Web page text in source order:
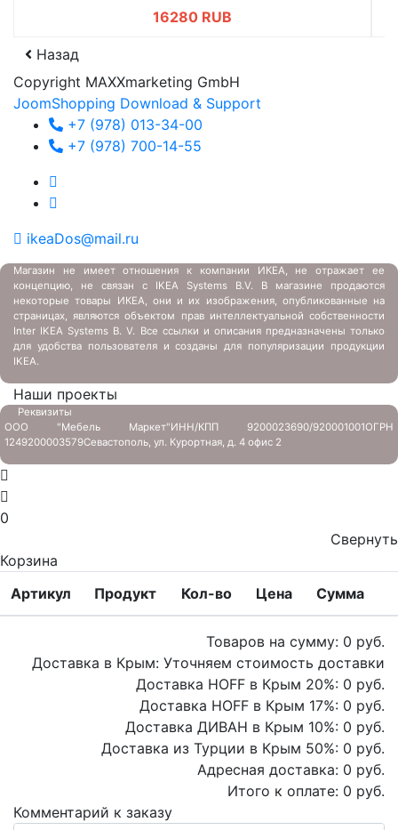
16280 RUB
Назад
Copyright MAXXmarketing GmbH
JoomShopping Download & Support
+7 (978) 013-34-00
+7 (978) 700-14-55
ikeaDos@mail.ru
Магазин не имеет отношения к компании ИКЕА, не отражает ее
концепцию, не связан с IKEA Systems B.V. В магазине продаются
некоторые товары ИКЕА, они и их изображения, опубликованные на
страницах, являются объектом прав интеллектуальной собственности
Inter IKEA Systems B. V. Все ссылки и описания предназначены только
для удобства пользователя и созданы для популяризации продукции
IKEA.
Наши проекты
Реквизиты
ООО "Мебель Маркет"ИНН/КПП 9200023690/920001001ОГРН
1249200003579Севастополь, ул. Курортная, д. 4 офис 2
0
Свернуть
Корзина
Артикул
Продукт Кол-во Цена Сумма
Товаров на сумму: 0 руб.
Доставка в Крым: Уточняем стоимость доставки
Доставка HOFF в Крым 20%: 0 руб.
Доставка HOFF в Крым 17%: 0 руб.
Доставка ДИВАН в Крым 10%: 0 руб.
Доставка из Турции в Крым 50%: 0 руб.
Адресная доставка: 0 руб.
Итого к оплате: 0 руб.
Комментарий к заказу